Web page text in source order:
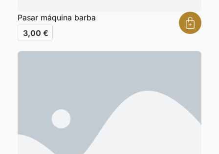
Pasar máquina barba
3,00 €